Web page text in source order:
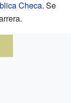
Checa. Se